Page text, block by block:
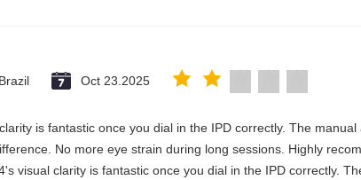
Brazil Oct 23.2025
is fantastic once you dial in the IPD correctly. The
No more eye strain during long sessions. Highly
visual clarity is fantastic once you dial in the IPD correctly.